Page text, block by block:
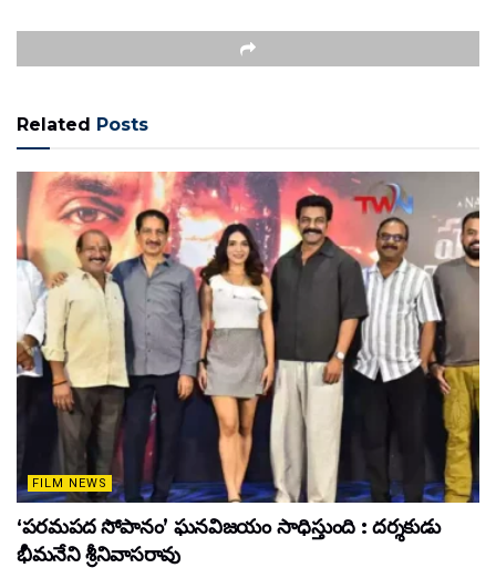
Related Posts
FILM NEWS
‘పరమపద సోపానం’ ఘనవిజయం సాధిస్తుంది : దర్శకుడు
భీమనేని శ్రీనివాసరావు